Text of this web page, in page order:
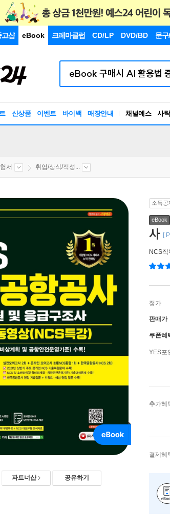
고샵 eBook 크레마클럽 CD/LP DVD/BD 문구
신상품 이벤트 바이백 매장안내 채널예스 사락
서 취업/상식/적성...
파트너샵 공유하기
소득공
eBook
사 [
NCS
정가
판매가
쿠폰혜
YES포
추가혜
결제혜